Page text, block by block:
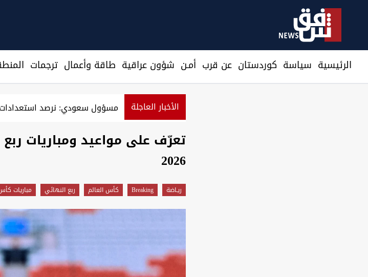
الرئيسية سیاسة كوردستان عن قرب أمـن شؤون عراقية طاقة وأعمال ترجمات
الأخبار العاجلة مسؤول سعودي: نرصد
تعرّف على مواعيد ومباريات
2026
ريـاضة Breaking كأس العالم ربع النهائي مباريات